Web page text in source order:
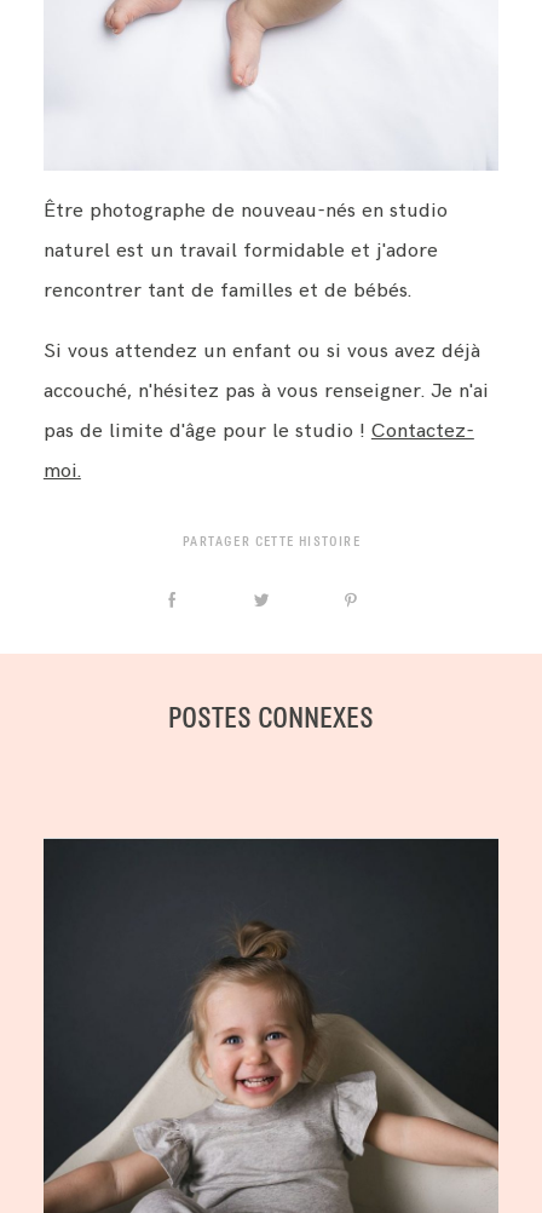
Être photographe de nouveau-nés en studio
naturel est un travail formidable et j'adore
rencontrer tant de familles et de bébés.
Si vous attendez un enfant ou si vous avez déjà
accouché, n'hésitez pas à vous renseigner. Je n'ai
pas de limite d'âge pour le studio ! Contactez-
moi.
PARTAGER CETTE HISTOIRE
POSTES CONNEXES